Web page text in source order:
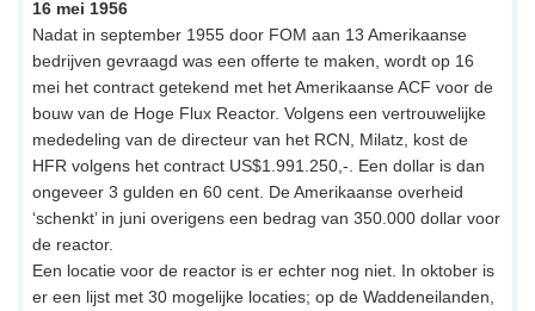
16 mei 1956
Nadat in september 1955 door FOM aan 13 Amerikaanse
bedrijven gevraagd was een offerte te maken, wordt op 16
mei het contract getekend met het Amerikaanse ACF voor de
bouw van de Hoge Flux Reactor. Volgens een vertrouwelijke
mededeling van de directeur van het RCN, Milatz, kost de
HFR volgens het contract US$1.991.250,-. Een dollar is dan
ongeveer 3 gulden en 60 cent. De Amerikaanse overheid
‘schenkt’ in juni overigens een bedrag van 350.000 dollar voor
de reactor.
Een locatie voor de reactor is er echter nog niet. In oktober is
er een lijst met 30 mogelijke locaties; op de Waddeneilanden,